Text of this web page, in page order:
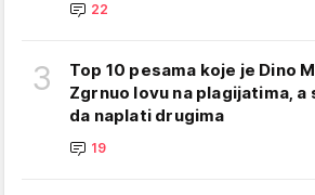
22
3
Top 10 pesama koje je Dino
Zgrnuo lovu na plagijatima,
da naplati drugima
19